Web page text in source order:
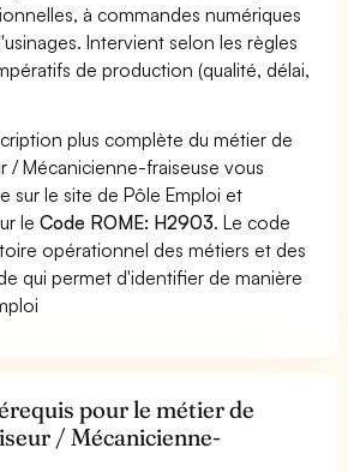
à commandes numériques
Intervient selon les règles
de production (qualité, délai,
plus complète du métier de
/ Mécanicienne-fraiseuse vous
sur le site de Pôle Emploi et
leCode ROME: H2903. Le code
opérationnel des métiers et des
qui permet d'identifier de manière
pour le métier de
/ Mécanicienne-